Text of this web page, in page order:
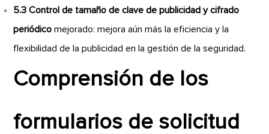
5.3 Control de tamaño de clave de publicidad y cifrado
periódico mejorado: mejora aún más la eficiencia y la
flexibilidad de la publicidad en la gestión de la seguridad.
Comprensión de los
formularios de solicitud